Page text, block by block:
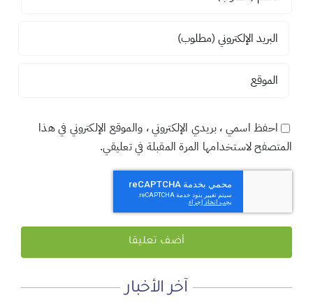
آخر الأخبار
احفظ اسمي ، بريدي الإلكتروني ، والموقع الإلكتروني في هذا
المتصفح لاستخدامها المرة المقبلة في تعليقي.